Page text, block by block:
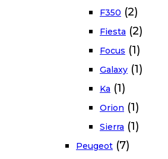
F350 (2)
Fiesta (2)
Focus (1)
Galaxy (1)
Ka (1)
Orion (1)
Sierra (1)
Peugeot (7)